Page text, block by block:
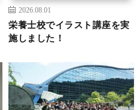
2026.08.01
栄養士校でイラスト講座を実
施しました！